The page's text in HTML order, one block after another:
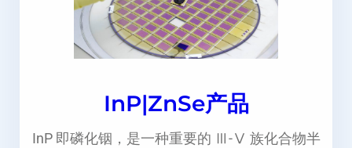
InP|ZnSe产品
InP 即磷化铟，是一种重要的 Ⅲ-Ⅴ 族化合物半